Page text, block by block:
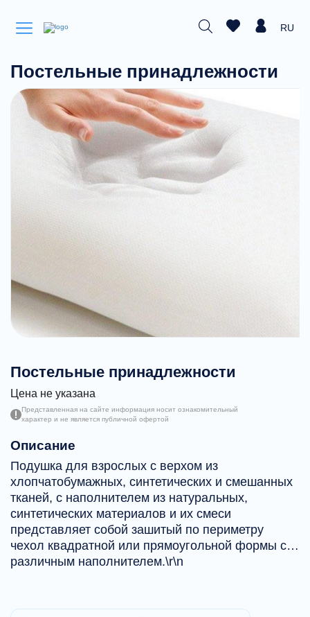
RU
Постельные принадлежности
Постельные принадлежности
Цена не указана
Представленная на сайте информация носит ознакомительный
характер и не является публичной офертой
Описание
Подушка для взрослых с верхом из
хлопчатобумажных, синтетических и смешанных
тканей, с наполнителем из натуральных,
синтетических материалов и их смеси
представляет собой зашитый по периметру
чехол квадратной или прямоугольной формы с
различным наполнителем.\r\n